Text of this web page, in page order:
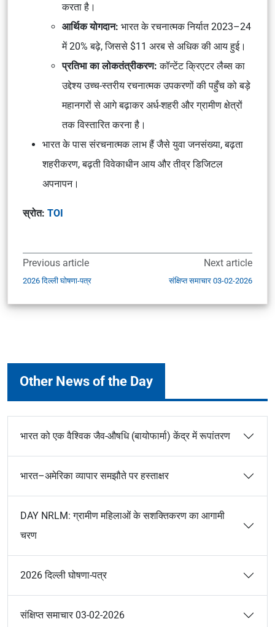
करता है।
आर्थिक योगदान: भारत के रचनात्मक निर्यात 2023–24
में 20% बढ़े, जिससे $11 अरब से अधिक की आय हुई।
प्रतिभा का लोकतंत्रीकरण: कॉन्टेंट क्रिएटर लैब्स का
उद्देश्य उच्च-स्तरीय रचनात्मक उपकरणों की पहुँच को बड़े
महानगरों से आगे बढ़ाकर अर्ध-शहरी और ग्रामीण क्षेत्रों
तक विस्तारित करना है।
भारत के पास संरचनात्मक लाभ हैं जैसे युवा जनसंख्या, बढ़ता
शहरीकरण, बढ़ती विवेकाधीन आय और तीव्र डिजिटल
अपनापन।
स्रोत: TOI
Previous article
2026 दिल्ली घोषणा-पत्र
Next article
संक्षिप्त समाचार 03-02-2026
Other News of the Day
भारत को एक वैश्विक जैव-औषधि (बायोफार्मा) केंद्र में रूपांतरण
भारत–अमेरिका व्यापार समझौते पर हस्ताक्षर
DAY NRLM: ग्रामीण महिलाओं के सशक्तिकरण का आगामी
चरण
2026 दिल्ली घोषणा-पत्र
संक्षिप्त समाचार 03-02-2026